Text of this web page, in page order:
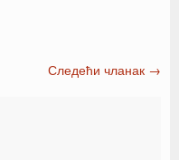
Следећи чланак →